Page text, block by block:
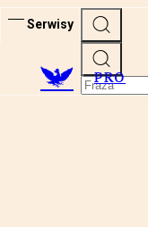
Serwisy
PRO